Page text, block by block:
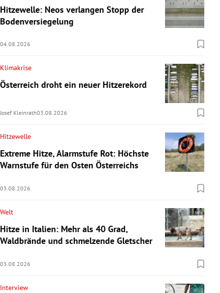
Hitzewelle: Neos verlangen Stopp der
Bodenversiegelung
04.08.2026
Klimakrise
Österreich droht ein neuer Hitzerekord
Josef Kleinrath03.08.2026
Hitzewelle
Extreme Hitze, Alarmstufe Rot: Höchste
Warnstufe für den Osten Österreichs
03.08.2026
Welt
Hitze in Italien: Mehr als 40 Grad,
Waldbrände und schmelzende Gletscher
03.08.2026
Interview